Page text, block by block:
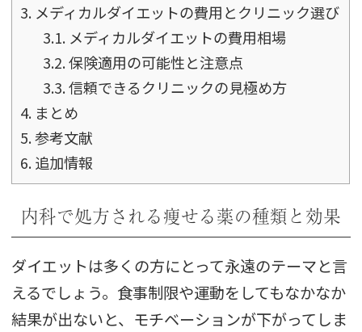
3. メディカルダイエットの費用とクリニック選び
3.1.メディカルダイエットの費用相場
3.2.保険適用の可能性と注意点
3.3.信頼できるクリニックの見極め方
4. まとめ
5.参考文献
6.追加情報
内科で処方される痩せる薬の種類と効果
ダイエットは多くの方にとって永遠のテーマと言
えるでしょう。食事制限や運動をしてもなかなか
結果が出ないと、モチベーションが下がってしま